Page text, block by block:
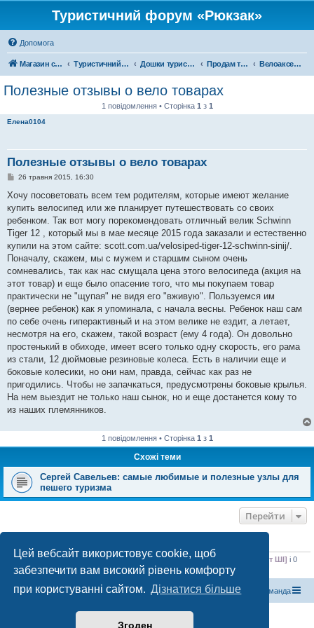
Цей вебсайт використовує cookie, щоб
забезпечити вам високий рівень комфорту
при користуванні сайтом. Дізнатися більше
Згоден
Туристичний форум «Рюкзак»
Допомога
Магазин спорядження Туристичний форум «Рюкзак» Дошки туристичних оголошень Продам туристичне спорядження Велоаксесуари
Полезные отзывы о вело товарах
1 повідомлення • Сторінка 1 з 1
Елена0104
Полезные отзывы о вело товарах
П
в
д
о
л
е
н
я
26 травня 2015, 16:30
Хочу посоветовать всем тем родителям, которые имеют желание
купить велосипед или же планирует путешествовать со своих
ребенком. Так вот могу порекомендовать отличный велик Schwinn
Tiger 12 , который мы в мае месяце 2015 года заказали и естественно
купили на этом сайте: scott.com.ua/velosiped-tiger-12-schwinn-sinij/.
Поначалу, скажем, мы с мужем и старшим сыном очень
сомневались, так как нас смущала цена этого велосипеда (акция на
этот товар) и еще было опасение того, что мы покупаем товар
практически не "щупая" не видя его "вживую". Пользуемся им
(вернее ребенок) как я упоминала, с начала весны. Ребенок наш сам
по себе очень гиперактивный и на этом велике не ездит, а летает,
несмотря на его, скажем, такой возраст (ему 4 года). Он довольно
простенький в обиходе, имеет всего только одну скорость, его рама
из стали, 12 дюймовые резиновые колеса. Есть в наличии еще и
боковые колесики, но они нам, правда, сейчас как раз не
пригодились. Чтобы не запачкаться, предусмотрены боковые крылья.
На нем выездит не только наш сынок, но и еще достанется кому то
из наших племянников.
1 повідомлення • Сторінка 1 з 1
Схожі теми
Сергей Савельев: самые любимые и полезные узлы для
пешего туризма
Перейти
Зараз переглядають цей форум:Baidu [пошуковий бот], ClaudeBot [бот ШІ] і 0
гостей
Магазин спорядження Туристичний форум «Рюкзак» Команда
Працює на phpBB® Forum Software © phpBB Limited